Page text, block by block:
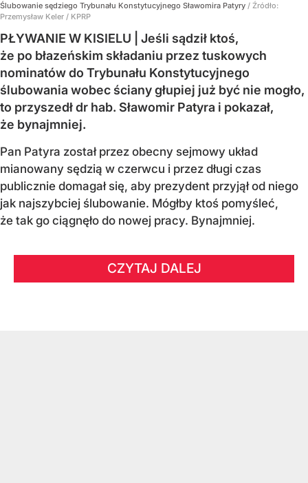
Ślubowanie sędziego Trybunału Konstytucyjnego Sławomira Patyry / Źródło:
Przemysław Keler / KPRP
PŁYWANIE W KISIELU | Jeśli sądził ktoś,
że po błazeńskim składaniu przez tuskowych
nominatów do Trybunału Konstytucyjnego
ślubowania wobec ściany głupiej już być nie mogło,
to przyszedł dr hab. Sławomir Patyra i pokazał,
że bynajmniej.
Pan Patyra został przez obecny sejmowy układ
mianowany sędzią w czerwcu i przez długi czas
publicznie domagał się, aby prezydent przyjął od niego
jak najszybciej ślubowanie. Mógłby ktoś pomyśleć,
że tak go ciągnęło do nowej pracy. Bynajmniej.
CZYTAJ DALEJ